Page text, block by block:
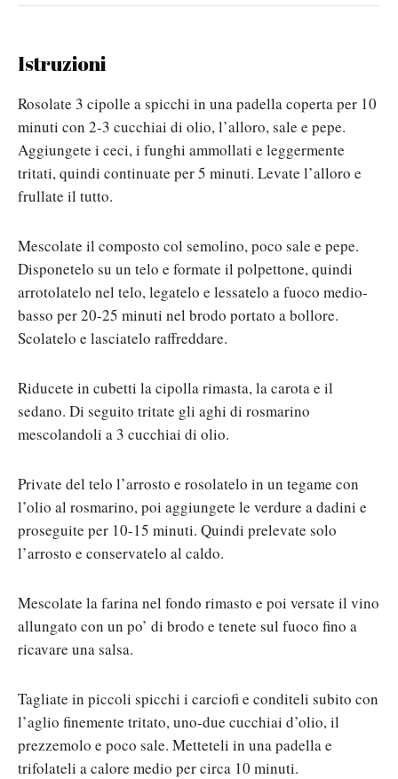
Istruzioni
Rosolate 3 cipolle a spicchi in una padella coperta per 10
minuti con 2-3 cucchiai di olio, l’alloro, sale e pepe.
Aggiungete i ceci, i funghi ammollati e leggermente
tritati, quindi continuate per 5 minuti. Levate l’alloro e
frullate il tutto.
Mescolate il composto col semolino, poco sale e pepe.
Disponetelo su un telo e formate il polpettone, quindi
arrotolatelo nel telo, legatelo e lessatelo a fuoco medio-
basso per 20-25 minuti nel brodo portato a bollore.
Scolatelo e lasciatelo raffreddare.
Riducete in cubetti la cipolla rimasta, la carota e il
sedano. Di seguito tritate gli aghi di rosmarino
mescolandoli a 3 cucchiai di olio.
Private del telo l’arrosto e rosolatelo in un tegame con
l’olio al rosmarino, poi aggiungete le verdure a dadini e
proseguite per 10-15 minuti. Quindi prelevate solo
l’arrosto e conservatelo al caldo.
Mescolate la farina nel fondo rimasto e poi versate il vino
allungato con un po’ di brodo e tenete sul fuoco fino a
ricavare una salsa.
Tagliate in piccoli spicchi i carciofi e conditeli subito con
l’aglio finemente tritato, uno-due cucchiai d’olio, il
prezzemolo e poco sale. Metteteli in una padella e
trifolateli a calore medio per circa 10 minuti.